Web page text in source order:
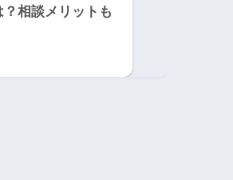
相談メリットも